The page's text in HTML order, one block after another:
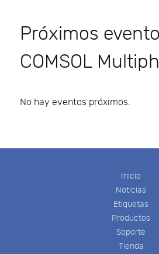
Próximos
COMSOL
No hay eventos próximos.
Inicio
Noticias
Etiquetas
Productos
Soporte
Tienda